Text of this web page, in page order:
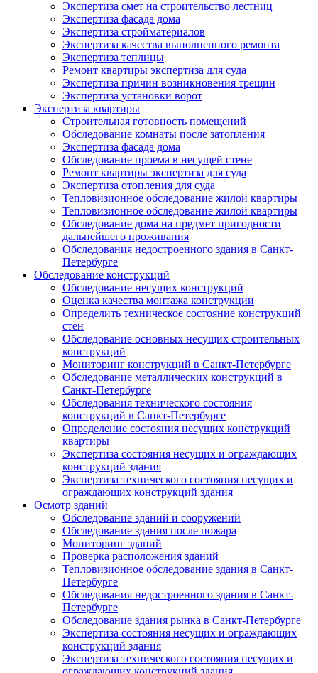
Экспертиза смет на строительство лестниц
Экспертиза фасада дома
Экспертиза стройматериалов
Экспертиза качества выполненного ремонта
Экспертиза теплицы
Ремонт квартиры экспертиза для суда
Экспертиза причин возникновения трещин
Экспертиза установки ворот
Экспертиза квартиры
Строительная готовность помещений
Обследование комнаты после затопления
Экспертиза фасада дома
Обследование проема в несущей стене
Ремонт квартиры экспертиза для суда
Экспертиза отопления для суда
Тепловизионное обследование жилой квартиры
Тепловизионное обследование жилой квартиры
Обследование дома на предмет пригодности
дальнейшего проживания
Обследования недостроенного здания в Санкт-
Петербурге
Обследование конструкций
Обследование несущих конструкций
Оценка качества монтажа конструкции
Определить техническое состояние конструкций
стен
Обследование основных несущих строительных
конструкций
Мониторинг конструкций в Санкт-Петербурге
Обследование металлических конструкций в
Санкт-Петербурге
Обследования технического состояния
конструкций в Санкт-Петербурге
Определение состояния несущих конструкций
квартиры
Экспертиза состояния несущих и ограждающих
конструкций здания
Экспертиза технического состояния несущих и
ограждающих конструкций здания
Осмотр зданий
Обследование зданий и сооружений
Обследование здания после пожара
Мониторинг зданий
Проверка расположения зданий
Тепловизионное обследование здания в Санкт-
Петербурге
Обследования недостроенного здания в Санкт-
Петербурге
Обследование здания рынка в Санкт-Петербурге
Экспертиза состояния несущих и ограждающих
конструкций здания
Экспертиза технического состояния несущих и